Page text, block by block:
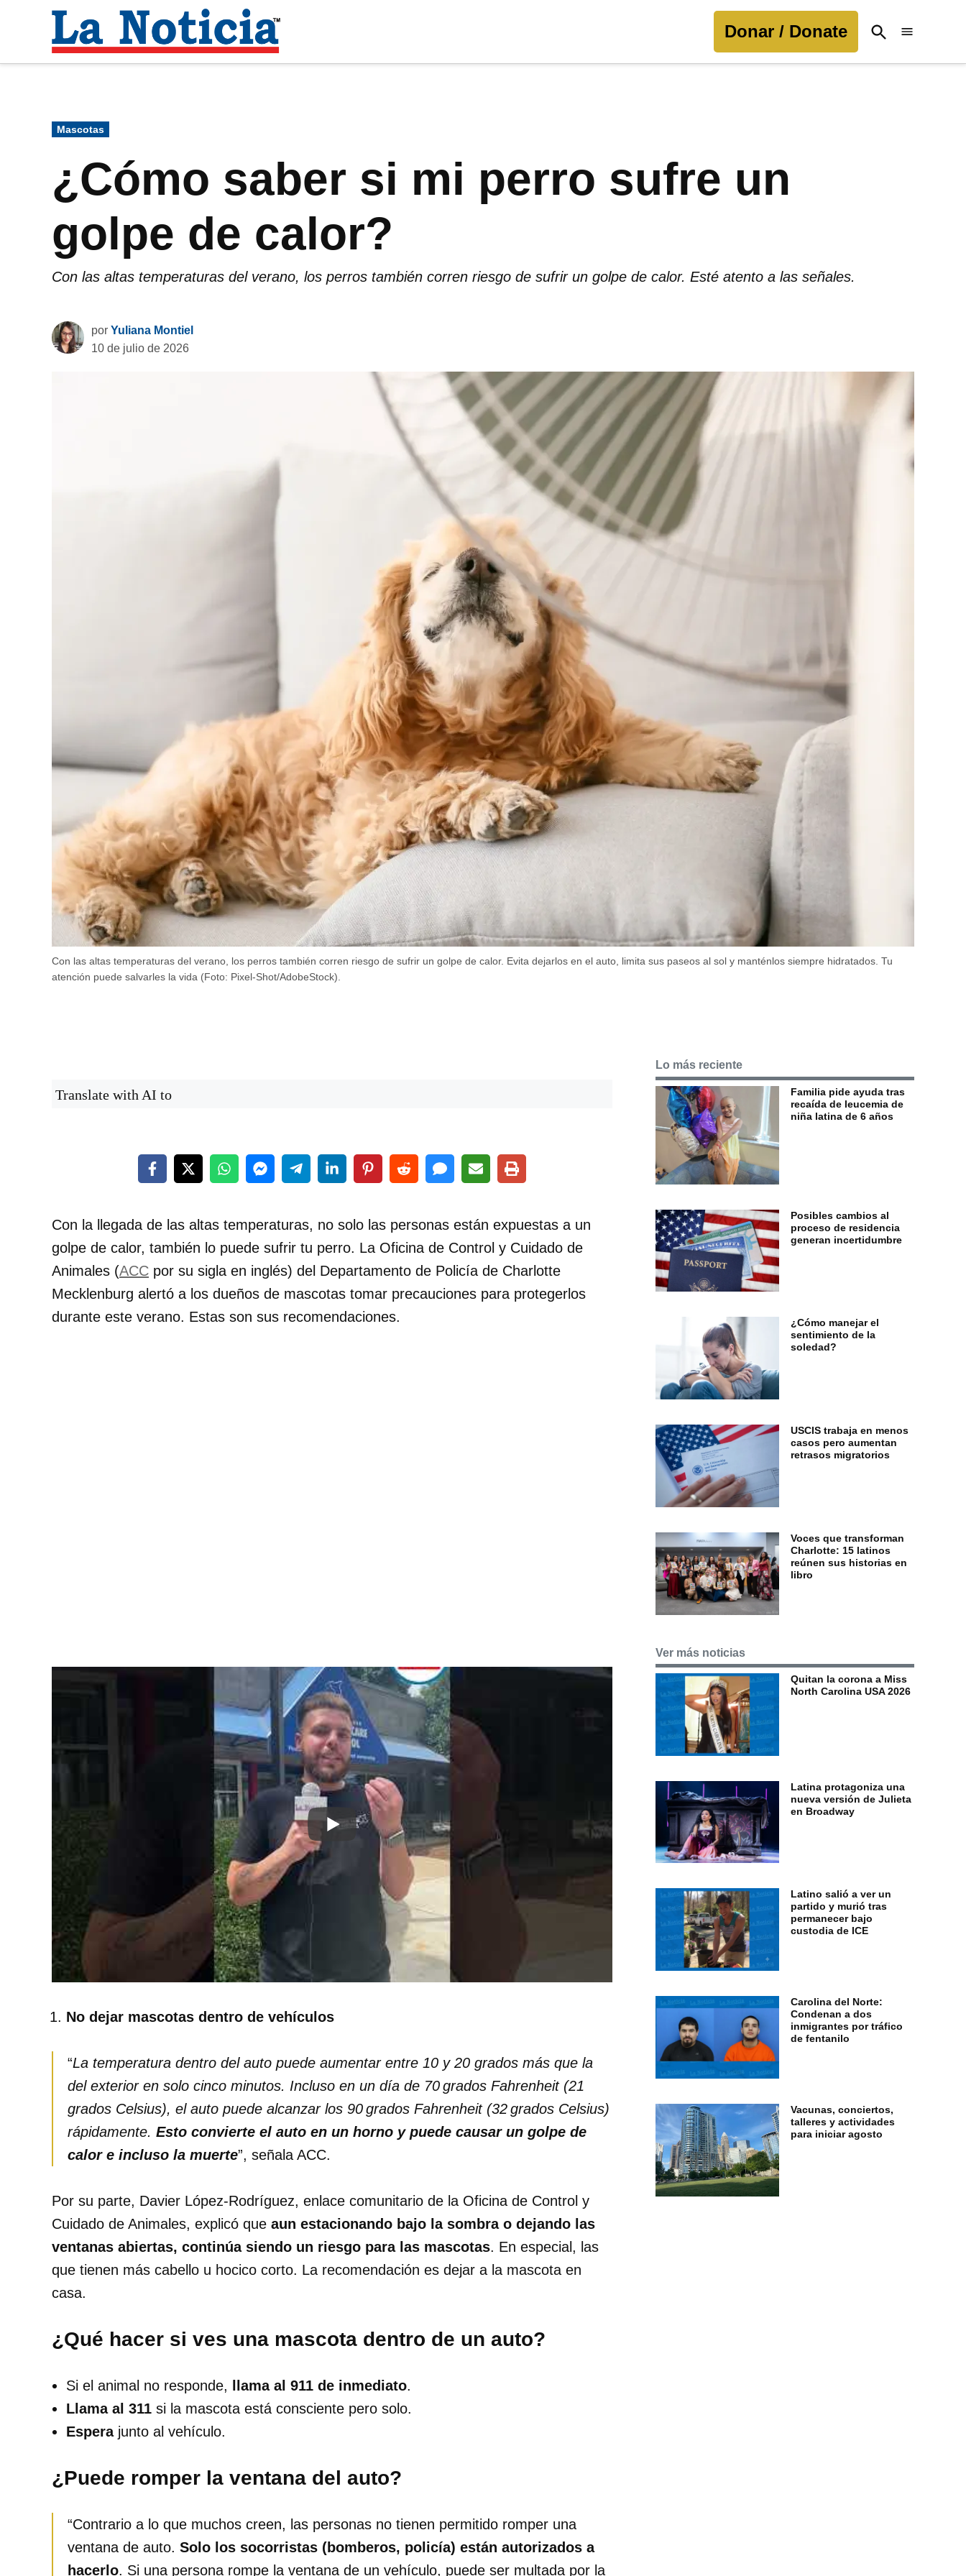
contenido
Noticia
Donar / Donate
Open
Search
Publicado
en
Mascotas
¿Cómo saber si mi perro sufre un
golpe de calor?
Con las altas temperaturas del verano, los perros también corren riesgo de sufrir un golpe de calor. Esté atento a las señales.
por Yuliana Montiel
10 de julio de 2026
Con las altas temperaturas del verano, los perros también corren riesgo de sufrir un golpe de calor. Evita dejarlos en el auto, limita sus paseos al sol y manténlos siempre hidratados. Tu
atención puede salvarles la vida (Foto: Pixel-Shot/AdobeStock).
Translate with AI to
Con la llegada de las altas temperaturas, no solo las personas están expuestas a un
golpe de calor, también lo puede sufrir tu perro. La Oficina de Control y Cuidado de
Animales (ACC por su sigla en inglés) del Departamento de Policía de Charlotte
Mecklenburg alertó a los dueños de mascotas tomar precauciones para protegerlos
durante este verano. Estas son sus recomendaciones.
No dejar mascotas dentro de vehículos
“La temperatura dentro del auto puede aumentar entre 10 y 20 grados más que la
del exterior en solo cinco minutos. Incluso en un día de 70 grados Fahrenheit (21
grados Celsius), el auto puede alcanzar los 90 grados Fahrenheit (32 grados Celsius)
rápidamente. Esto convierte el auto en un horno y puede causar un golpe de
calor e incluso la muerte”, señala ACC.
Por su parte, Davier López-Rodríguez, enlace comunitario de la Oficina de Control y
Cuidado de Animales, explicó que aun estacionando bajo la sombra o dejando las
ventanas abiertas, continúa siendo un riesgo para las mascotas. En especial, las
que tienen más cabello u hocico corto. La recomendación es dejar a la mascota en
casa.
¿Qué hacer si ves una mascota dentro de un auto?
Si el animal no responde, llama al 911 de inmediato.
Llama al 311 si la mascota está consciente pero solo.
Esperajunto al vehículo.
¿Puede romper la ventana del auto?
“Contrario a lo que muchos creen, las personas no tienen permitido romper una
ventana de auto. Solo los socorristas (bomberos, policía) están autorizados a
hacerlo. Si una persona rompe la ventana de un vehículo, puede ser multada por la
Lo más reciente
Familia pide ayuda tras
recaída de leucemia de
niña latina de 6 años
Posibles cambios al
proceso de residencia
generan incertidumbre
¿Cómo manejar el
sentimiento de la
soledad?
USCIS trabaja en menos
casos pero aumentan
retrasos migratorios
Voces que transforman
Charlotte: 15 latinos
reúnen sus historias en
libro
Ver más noticias
Quitan la corona a Miss
North Carolina USA 2026
Latina protagoniza una
nueva versión de Julieta
en Broadway
Latino salió a ver un
partido y murió tras
permanecer bajo
custodia de ICE
Carolina del Norte:
Condenan a dos
inmigrantes por tráfico
de fentanilo
Vacunas, conciertos,
talleres y actividades
para iniciar agosto